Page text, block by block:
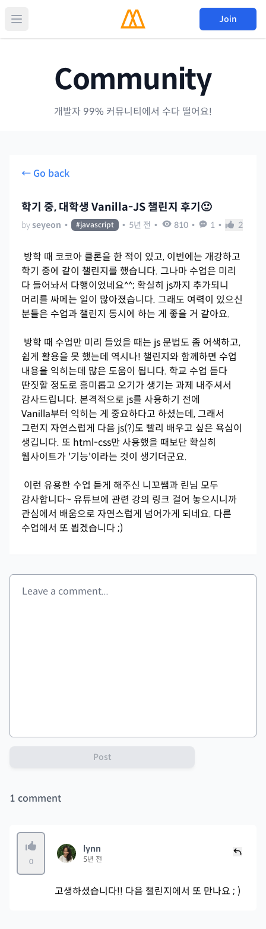
Join
Community
개발자 99% 커뮤니티에서 수다 떨어요!
← Go back
학기 중, 대학생 Vanilla-JS 챌린지 후기🙂
by seyeon • #javascript • 5년 전 • 810 • 1 • 2
방학 때 코코아 클론을 한 적이 있고, 이번에는 개강하고
학기 중에 같이 챌린지를 했습니다. 그나마 수업은 미리
다 들어놔서 다행이었네요^^; 확실히 js까지 추가되니
머리를 싸메는 일이 많아졌습니다. 그래도 여력이 있으신
분들은 수업과 챌린지 동시에 하는 게 좋을 거 같아요.
방학 때 수업만 미리 들었을 때는 js 문법도 좀 어색하고,
쉽게 활용을 못 했는데 역시나! 챌린지와 함께하면 수업
내용을 익히는데 많은 도움이 됩니다. 학교 수업 듣다
딴짓할 정도로 흥미롭고 오기가 생기는 과제 내주셔서
감사드립니다. 본격적으로 js를 사용하기 전에
Vanilla부터 익히는 게 중요하다고 하셨는데, 그래서
그런지 자연스럽게 다음 js(?)도 빨리 배우고 싶은 욕심이
생깁니다. 또 html-css만 사용했을 때보단 확실히
웹사이트가 '기능'이라는 것이 생기더군요.
이런 유용한 수업 듣게 해주신 니꼬쌤과 린님 모두
감사합니다~ 유튜브에 관련 강의 링크 걸어 놓으시니까
관심에서 배움으로 자연스럽게 넘어가게 되네요. 다른
수업에서 또 뵙겠습니다 ;)
Post
1 comment
0
lynn
5년 전
고생하셨습니다!! 다음 챌린지에서 또 만나요 ; )